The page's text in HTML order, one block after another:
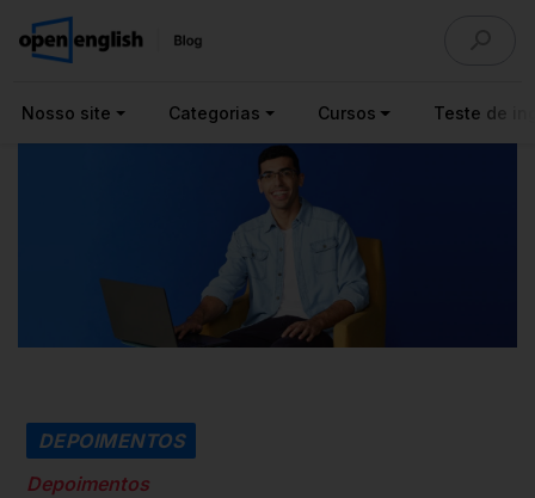
Nosso site Categorias Cursos Teste de
DEPOIMENTOS
Depoimentos